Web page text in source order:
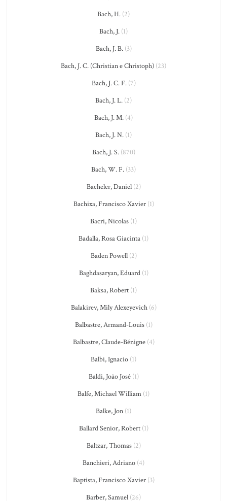
Bach, H. (2)
Bach, J. (1)
Bach, J. B.(3)
Bach, J. C. (Christian e Christoph) (23)
Bach, J. C. F.(7)
Bach, J. L. (2)
Bach, J. M. (4)
Bach, J. N. (1)
Bach, J. S.(870)
Bach, W. F. (33)
Bacheler, Daniel(2)
Bachixa, Francisco Xavier(1)
Bacri, Nicolas (1)
Badalla, Rosa Giacinta (1)
Baden Powell(2)
Baghdasaryan, Eduard(1)
Baksa, Robert (1)
Balakirev, Mily Alexeyevich(6)
Balbastre, Armand-Louis(1)
Balbastre, Claude-Bénigne(4)
Balbi, Ignacio (1)
Baldi, João José(1)
Balfe, Michael William (1)
Balke, Jon (1)
Ballard Senior, Robert(1)
Baltzar, Thomas(2)
Banchieri, Adriano (4)
Baptista, Francisco Xavier(3)
Barber, Samuel (26)